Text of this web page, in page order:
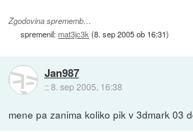
Zgodovina sprememb…
spremenil:mat3jc3k(8. sep 2005 ob 16:31)
Jan987
::8. sep 2005, 16:38
mene pa zanima koliko pik v 3dmark 03